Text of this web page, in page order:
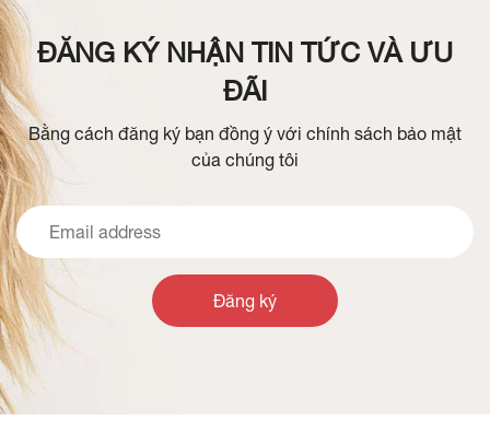
ĐĂNG KÝ NHẬN TIN TỨC VÀ ƯU
ĐÃI
Bằng cách đăng ký bạn đồng ý với chính sách bảo mật
của chúng tôi
Đăng ký